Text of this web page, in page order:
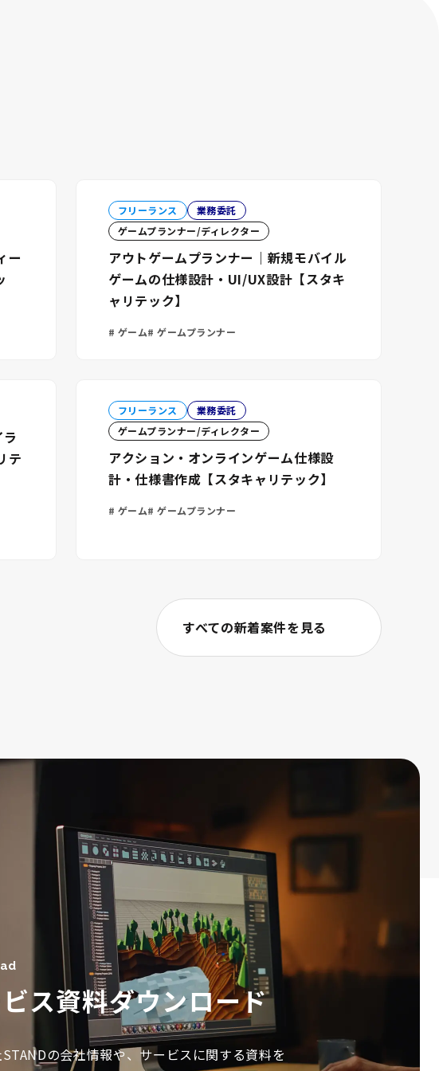
ー
フリーランス
業務委託
ゲームプランナー/ディレクター
アウトゲームプランナー｜新規モバイル
ゲームの仕様設計・UI/UX設計【スタキ
ャリテック】
ゲーム ゲームプランナー
テ
フリーランス
業務委託
ゲームプランナー/ディレクター
アクション・オンラインゲーム仕様設
計・仕様書作成【スタキャリテック】
ゲーム ゲームプランナー
すべての新着案件を見る
ス資料ダウンロード
の会社情報や、サービスに関する資料を